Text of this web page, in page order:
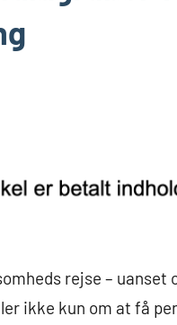
rejse –
ikke kun om at få